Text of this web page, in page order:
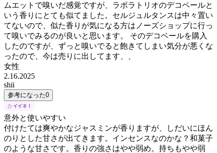
ムエットで嗅いだ感覚ですが、ラボラトリオのデコベールと
いう香りにとても似てました。セルジュルタンスは中々置い
てないので、似た香りが気になる方はノーズショップに行っ
て嗅いでみるのが良いと思います。 そのデコベールを購入
したのですが、ずっと嗅いでると飽きてしまい気分が悪くな
ったので、今は売りに出してます、、
女性
2.16.2025
shii
参考になった0
意外と使いやすい
付けたては爽やかなジャスミンが香りますが、しだいにほん
のりとした甘さが出てきます。インセンスなのかな？和菓子
のような甘さです。香りの強さはやや弱め。持ちもやや弱